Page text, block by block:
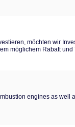
möchten wir
möglichem Rabatt und
engines as well